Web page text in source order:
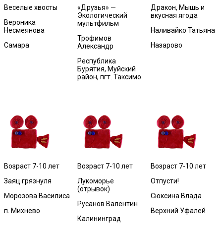
Веселые хвосты
Вероника
Несмеянова
Самара
«Друзья» —
Экологический
мультфильм
Трофимов
Александр
Республика
Бурятия, Муйский
район, пгт. Таксимо
Дракон, Мышь и
вкусная ягода
Наливайко Татьяна
Назарово
Возраст 7-10 лет
Заяц грязнуля
Морозова Василиса
п. Михнево
Возраст 7-10 лет
Лукоморье
(отрывок)
Русанов Валентин
Калининград
Возраст 7-10 лет
Отпусти!
Сюксина Влада
Верхний Уфалей